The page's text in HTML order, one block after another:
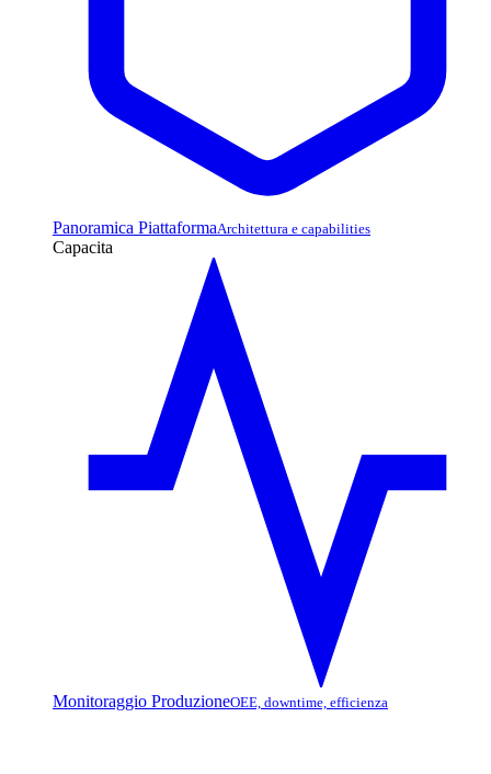
Panoramica PiattaformaArchitettura e capabilities
Capacita
Monitoraggio ProduzioneOEE, downtime, efficienza